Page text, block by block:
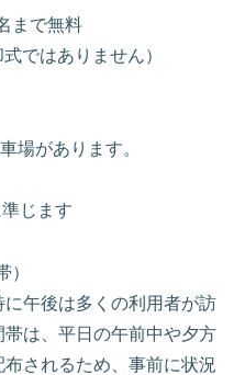
まで無料
ではありません）
場があります。
じます
）
午後は多くの利用者が訪
は、平日の午前中や夕方
されるため、事前に状況